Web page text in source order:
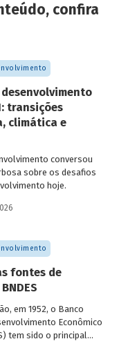
confira
transições
climática e
conversou
sobre os desafios
hoje.
fontes de
em 1952, o Banco
Econômico
tem sido o principal